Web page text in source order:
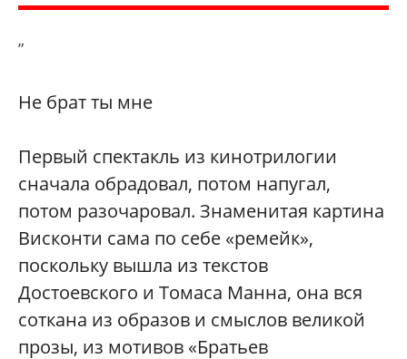
”
Не брат ты мне
Первый спектакль из кинотрилогии
сначала обрадовал, потом напугал,
потом разочаровал. Знаменитая картина
Висконти сама по себе «ремейк»,
поскольку вышла из текстов
Достоевского и Томаса Манна, она вся
соткана из образов и смыслов великой
прозы, из мотивов «Братьев